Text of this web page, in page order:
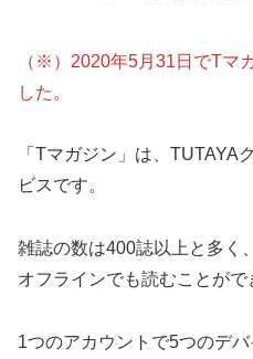
（※）2020年5月31日でTマ
した。
「Tマガジン」は、TUTAYA
ビスです。
雑誌の数は400誌以上と多く
オフラインでも読むことがで
1つのアカウントで5つのデ